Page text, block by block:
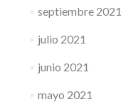
septiembre 2021
julio 2021
junio 2021
mayo 2021